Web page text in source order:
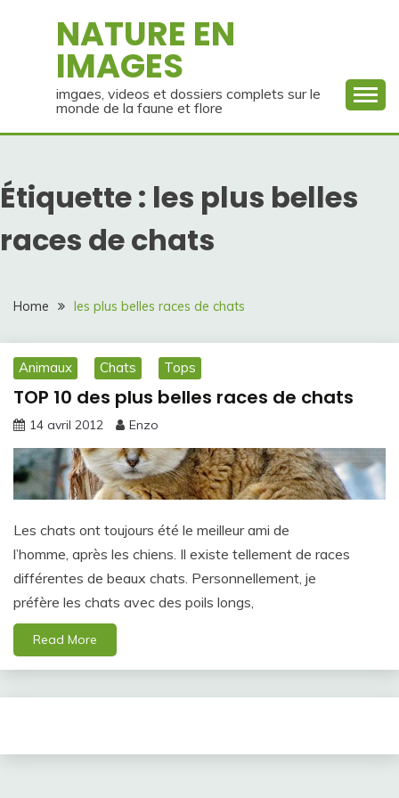
NATURE EN
IMAGES
imgaes, videos et dossiers complets sur le
monde de la faune et flore
Étiquette : les plus belles
races de chats
Home les plus belles races de chats
Animaux Chats Tops
TOP 10 des plus belles races de chats
14 avril 2012 Enzo
Les chats ont toujours été le meilleur ami de
l’homme, après les chiens. Il existe tellement de races
différentes de beaux chats. Personnellement, je
préfère les chats avec des poils longs,
Read More